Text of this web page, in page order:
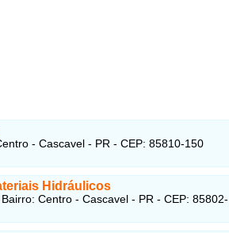
- Cascavel - PR - CEP: 85810-150
Hidráulicos
Centro - Cascavel - PR - CEP: